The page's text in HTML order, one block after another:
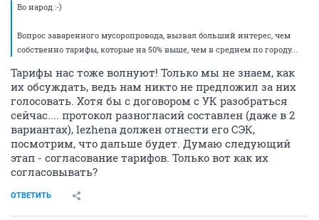
Во народ :-)
Вопрос заваренного мусоропровода, вызвал больший интерес, чем
собственно тарифы, которые на 50% выше, чем в среднем по городу...
Тарифы нас тоже волнуют! Только мы не знаем, как
их обсуждать, ведь нам никто не предложил за них
голосовать. Хотя бы с договором с УК разобраться
сейчас.... протокол разногласий составлен (даже в 2
вариантах), lezhena должен отнести его СЭК,
посмотрим, что дальше будет. Думаю следующий
этап - согласование тарифов. Только вот как их
согласовывать?
ОТВЕТИТЬ